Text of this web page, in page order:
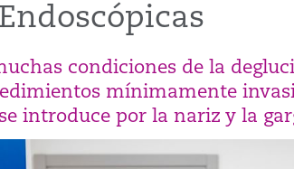
condiciones de la
mínimamente
introduce por la nariz y la